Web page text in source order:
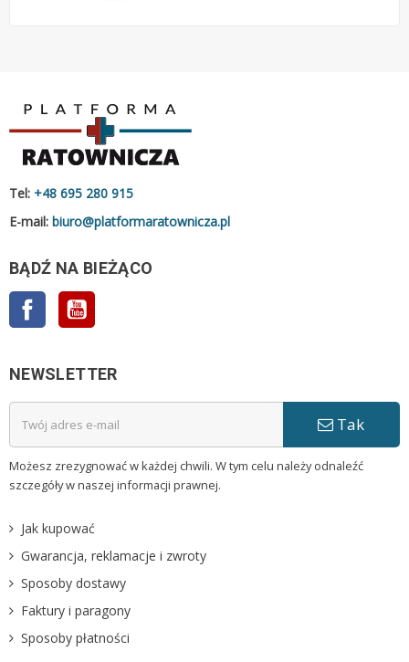
Tel: +48 695 280 915
E-mail: biuro@platformaratownicza.pl
BĄDŹ NA BIEŻĄCO
Facebook
NEWSLETTER
Tak
Możesz zrezygnować w każdej chwili. W tym celu należy odnaleźć
szczegóły w naszej informacji prawnej.
Jak kupować
Gwarancja, reklamacje i zwroty
Sposoby dostawy
Faktury i paragony
Sposoby płatności